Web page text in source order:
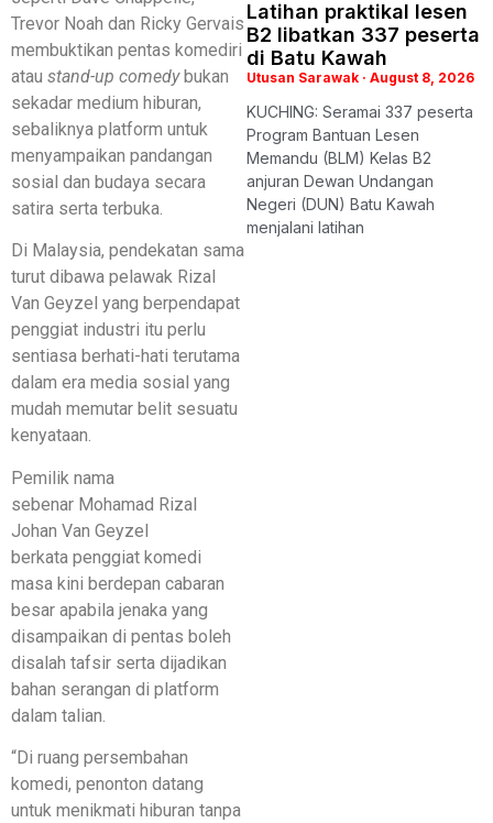
Trevor Noah dan Ricky Gervais
membuktikan pentas komediri
atau stand-up comedybukan
sekadar medium hiburan,
sebaliknya platform untuk
menyampaikan pandangan
sosial dan budaya secara
satira serta terbuka.
Di Malaysia, pendekatan sama
turut dibawa pelawak Rizal
Van Geyzel yang berpendapat
penggiat industri itu perlu
sentiasa berhati-hati terutama
dalam era media sosial yang
mudah memutar belit sesuatu
kenyataan.
Pemilik nama
sebenar Mohamad Rizal
Johan Van Geyzel
berkata penggiat komedi
masa kini berdepan cabaran
besar apabila jenaka yang
disampaikan di pentas boleh
disalah tafsir serta dijadikan
bahan serangan di platform
dalam talian.
“Di ruang persembahan
komedi, penonton datang
untuk menikmati hiburan tanpa
Latihan praktikal lesen
B2 libatkan 337 peserta
di Batu Kawah
Utusan Sarawak August 8, 2026
KUCHING: Seramai 337 peserta
Program Bantuan Lesen
Memandu (BLM) Kelas B2
anjuran Dewan Undangan
Negeri (DUN) Batu Kawah
menjalani latihan